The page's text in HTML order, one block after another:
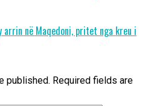
arrin në Maqedoni, pritet nga kreu i
published. Required fields are